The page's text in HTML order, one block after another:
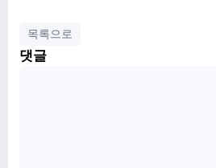
목록으로
댓글